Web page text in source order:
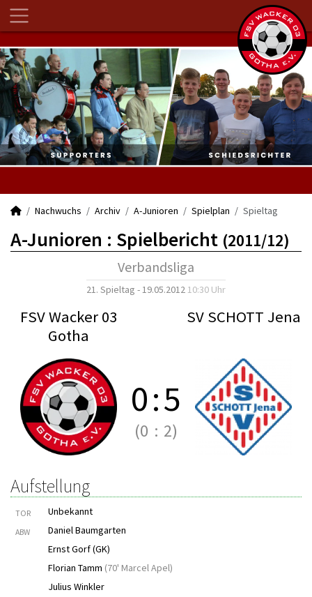
Nachwuchs Archiv A-Junioren Spielplan Spieltag
A-Junioren : Spielbericht (2011/12)
Verbandsliga
21. Spieltag - 19.05.2012 10:30 Uhr
FSV Wacker 03
Gotha
SV SCHOTT Jena
0:5
(0 : 2)
Aufstellung
TOR Unbekannt
ABW
Daniel Baumgarten
Ernst Gorf (GK)
Florian Tamm (70' Marcel Apel)
Julius Winkler